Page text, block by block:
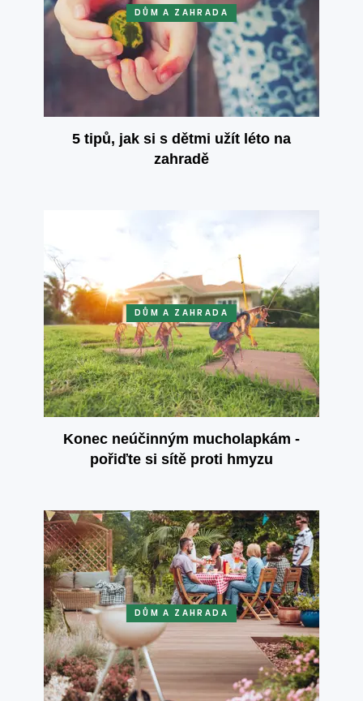
DŮM A ZAHRADA
5 tipů, jak si s dětmi užít léto na
zahradě
DŮM A ZAHRADA
Konec neúčinným mucholapkám -
pořiďte si sítě proti hmyzu
DŮM A ZAHRADA